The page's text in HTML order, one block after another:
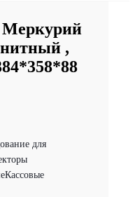
,
для
Кассовые